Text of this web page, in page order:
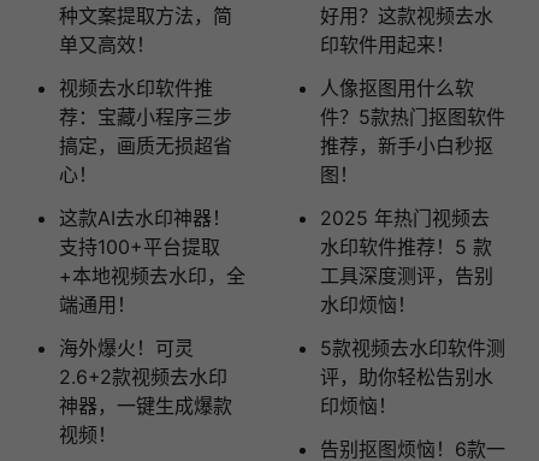
种文案提取方法，简
单又高效！
视频去水印软件推
荐：宝藏小程序三步
搞定，画质无损超省
心！
这款AI去水印神器！
支持100+平台提取
+本地视频去水印，全
端通用！
海外爆火！可灵
2.6+2款视频去水印
神器，一键生成爆款
视频！
好用？这款视频去水
印软件用起来！
人像抠图用什么软
件？5款热门抠图软件
推荐，新手小白秒抠
图！
2025 年热门视频去
水印软件推荐！5 款
工具深度测评，告别
水印烦恼！
5款视频去水印软件测
评，助你轻松告别水
印烦恼！
告别抠图烦恼！6款一